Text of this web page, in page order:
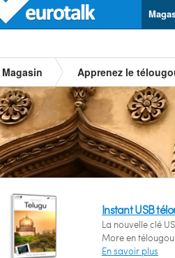
Magasin Apprenez le
Instant USB
La nouvelle clé
More en
En savoir plus